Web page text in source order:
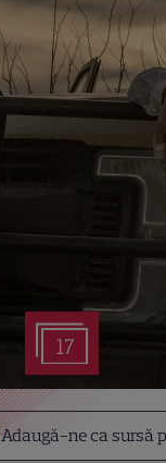
17
Adaugă-ne ca sursă